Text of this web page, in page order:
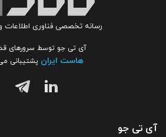
رسانه تخصصی فناوری اطلاعات و
آی تی جو توسط سرورهای
هاست ایران پشتیبانی
آی تی جو